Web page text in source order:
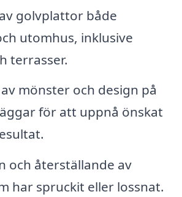
golvplattor både
utomhus, inklusive
terrasser.
mönster och design på
för att uppnå önskat
och återställande av
har spruckit eller lossnat.